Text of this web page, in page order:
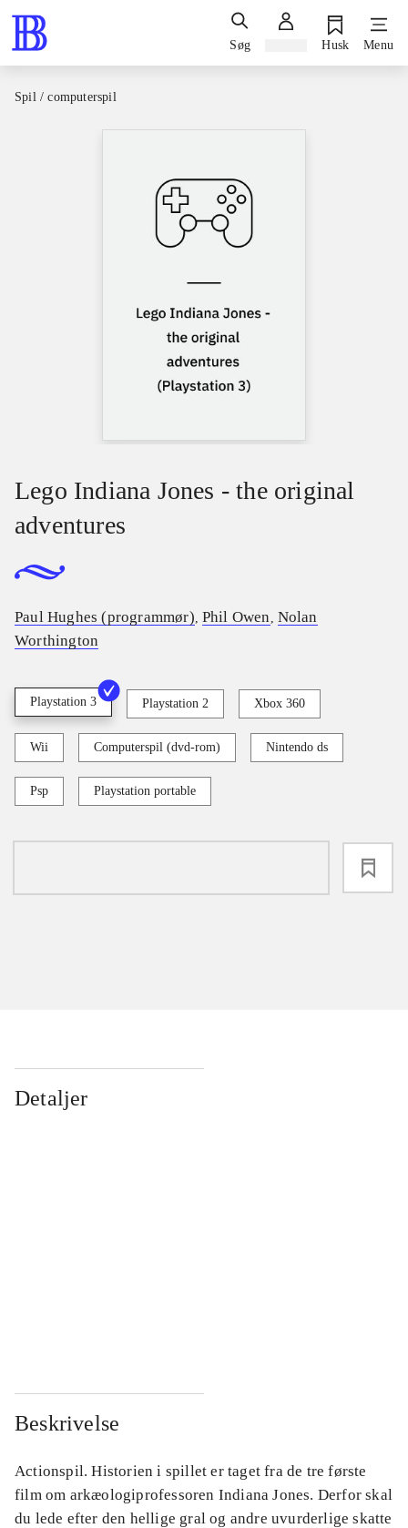
Søg Husk Menu
Spil / computerspil
Lego Indiana Jones - the original
adventures
Paul Hughes (programmør) Phil Owen Nolan
Worthington
Playstation 3 Playstation 2 Xbox 360
Wii Computerspil (dvd-rom) Nintendo ds
Psp Playstation portable
Detaljer
Beskrivelse
Actionspil. Historien i spillet er taget fra de tre første
film om arkæologiprofessoren Indiana Jones. Derfor skal
du lede efter den hellige gral og andre uvurderlige skatte